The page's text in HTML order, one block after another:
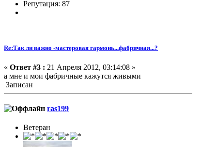
Репутация: 87
Re:Так ли важно -мастеровая гармонь...фабричная...?
« Ответ #3 : 21 Апреля 2012, 03:14:08 »
а мне и мои фабричные кажутся живыми
Записан
ras199
Ветеран